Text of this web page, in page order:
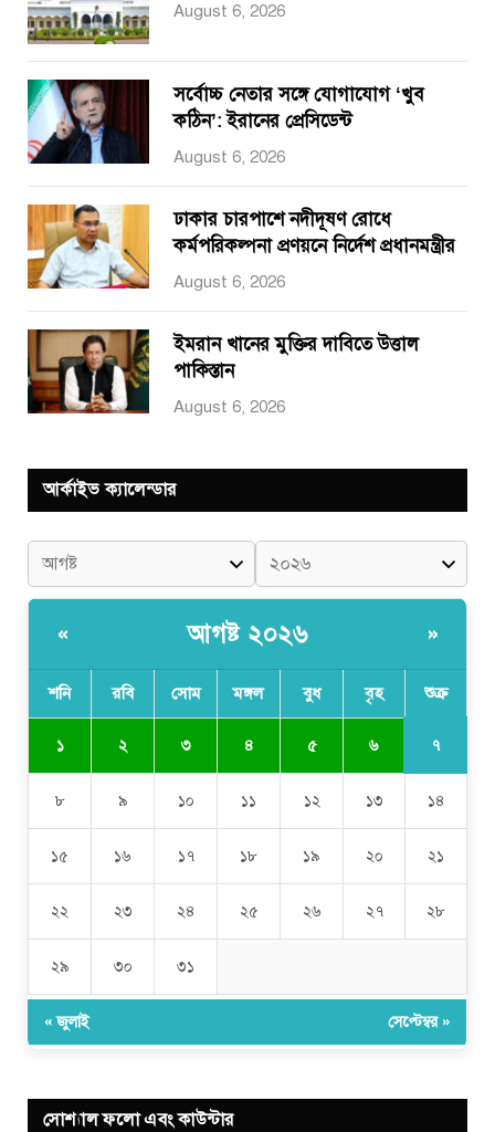
August 6, 2026
সর্বোচ্চ নেতার সঙ্গে যোগাযোগ ‘খুব
কঠিন’: ইরানের প্রেসিডেন্ট
August 6, 2026
ঢাকার চারপাশে নদীদূষণ রোধে
কর্মপরিকল্পনা প্রণয়নে নির্দেশ প্রধানমন্ত্রীর
August 6, 2026
ইমরান খানের মুক্তির দাবিতে উত্তাল
পাকিস্তান
August 6, 2026
আর্কাইভ ক্যালেন্ডার
« আগষ্ট ২০২৬ »
শনি রবি সোম মঙ্গল বুধ বৃহ শুক্র
১ ২ ৩ ৪ ৫ ৬ ৭
৮ ৯ ১০ ১১ ১২ ১৩ ১৪
১৫ ১৬ ১৭ ১৮ ১৯ ২০ ২১
২২ ২৩ ২৪ ২৫ ২৬ ২৭ ২৮
২৯ ৩০ ৩১
« জুলাই সেপ্টেম্বর »
সোশ্যাল ফলো এবং কাউন্টার